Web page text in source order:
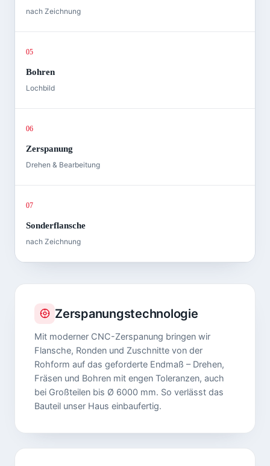
nach Zeichnung
05
Bohren
Lochbild
06
Zerspanung
Drehen & Bearbeitung
07
Sonderflansche
nach Zeichnung
Zerspanungstechnologie
Mit moderner CNC-Zerspanung bringen wir
Flansche, Ronden und Zuschnitte von der
Rohform auf das geforderte Endmaß – Drehen,
Fräsen und Bohren mit engen Toleranzen, auch
bei Großteilen bis Ø 6000 mm. So verlässt das
Bauteil unser Haus einbaufertig.